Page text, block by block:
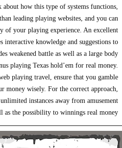
how this type of systems functions,
leading playing websites, and you can
of your playing experience. An excellent
interactive knowledge and suggestions to
weakened battle as well as a large body
playing Texas hold’em for real money.
playing travel, ensure that you gamble
money wisely. For the correct approach,
instances away from amusement
as the possibility to winnings real money.